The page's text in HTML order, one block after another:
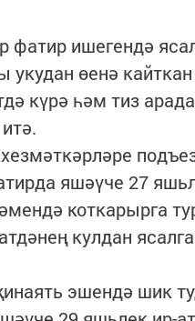
фатир ишегендә
өенә
күрә һәм тиз арада
яшәүче 27
коткарырга
кулдан
эшендә шик